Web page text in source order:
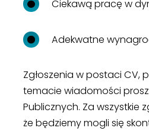
Ciekawą pracę w
Adekwatne
Zgłoszenia w postaci CV,
temacie wiadomości
Publicznych. Za wszystkie
że będziemy mogli się